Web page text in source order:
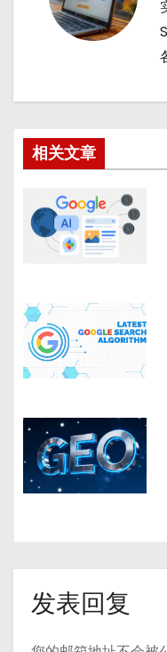
相关文章
发表回复